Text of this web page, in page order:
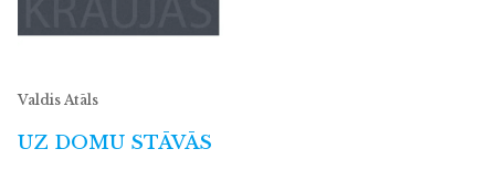
Valdis Atāls
UZ DOMU STĀVĀS